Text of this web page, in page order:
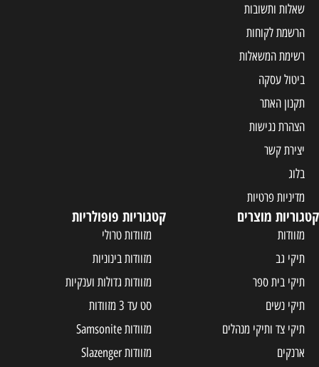
שאלות ותשובות
הרשמת לקוחות
רשימת המשאלות
ביטול עסקה
תקנון האתר
הצהרת נגישות
יצירת קשר
בלוג
מדיניות פרטיות
קטגוריות מוצרים
מזוודות
תיקי גב
תיקי בית ספר
תיקי נשים
תיקי צד ותיקי מנהלים
ארנקים
קטגוריות פופולריות
מזוודות טרולי
מזוודות בינוניות
מזוודות גדולות וענקיות
סט עד 3 מזוודות
מזוודות Samsonite
מזוודות Slazenger